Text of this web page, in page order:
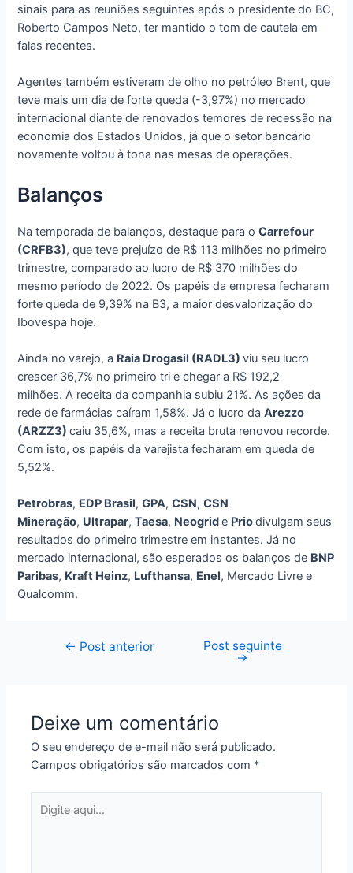
sinais para as reuniões seguintes após o presidente do BC,
Roberto Campos Neto, ter mantido o tom de cautela em
falas recentes.
Agentes também estiveram de olho no petróleo Brent, que
teve mais um dia de forte queda (-3,97%) no mercado
internacional diante de renovados temores de recessão na
economia dos Estados Unidos, já que o setor bancário
novamente voltou à tona nas mesas de operações.
Balanços
Na temporada de balanços, destaque para oCarrefour
(CRFB3), que teve prejuízo de R$ 113 milhões no primeiro
trimestre, comparado ao lucro de R$ 370 milhões do
mesmo período de 2022. Os papéis da empresa fecharam
forte queda de 9,39% na B3, a maior desvalorização do
Ibovespa hoje.
Ainda no varejo, a Raia Drogasil (RADL3)viu seu lucro
crescer 36,7% no primeiro tri e chegar a R$ 192,2
milhões. A receita da companhia subiu 21%. As ações da
rede de farmácias caíram 1,58%. Já o lucro daArezzo
(ARZZ3)caiu 35,6%, mas a receita bruta renovou recorde.
Com isto, os papéis da varejista fecharam em queda de
5,52%.
Petrobras, EDP Brasil,GPA,CSN,CSN
Mineração, Ultrapar,Taesa, Neogride Priodivulgam seus
resultados do primeiro trimestre em instantes. Já no
mercado internacional, são esperados os balanços de BNP
Paribas, Kraft Heinz, Lufthansa, Enel, Mercado Livre e
Qualcomm.
Navegação
← Post anterior Post seguinte
→
Deixe um comentário
O seu endereço de e-mail não será publicado.
Campos obrigatórios são marcados com *
aqui...